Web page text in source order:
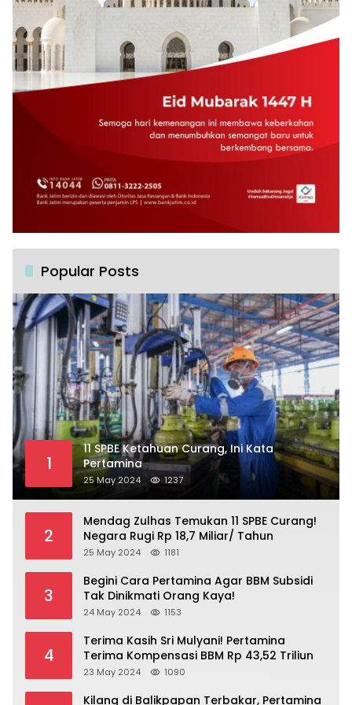
Popular Posts
1
11 SPBE Ketahuan Curang, Ini Kata
Pertamina
25 May 2024 1237
2
Mendag Zulhas Temukan 11 SPBE Curang!
Negara Rugi Rp 18,7 Miliar/ Tahun
25 May 2024 1181
3
Begini Cara Pertamina Agar BBM Subsidi
Tak Dinikmati Orang Kaya!
24 May 2024 1153
4
Terima Kasih Sri Mulyani! Pertamina
Terima Kompensasi BBM Rp 43,52 Triliun
23 May 2024 1090
Kilang di Balikpapan Terbakar, Pertamina